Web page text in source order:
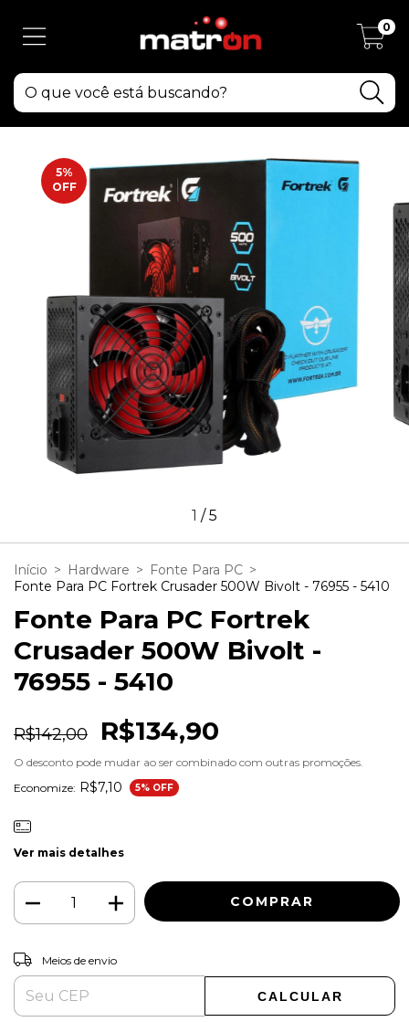
0
5%
OFF
1 /5
Início > Hardware > Fonte Para PC >
Fonte Para PC Fortrek Crusader 500W Bivolt - 76955 - 5410
Fonte Para PC Fortrek
Crusader 500W Bivolt -
76955 - 5410
R$142,00 R$134,90
O desconto pode mudar ao ser combinado com outras promoções.
Economize: R$7,10 5% OFF
Ver mais detalhes
Entregas para o CEP:
Meios de envio
CALCULAR